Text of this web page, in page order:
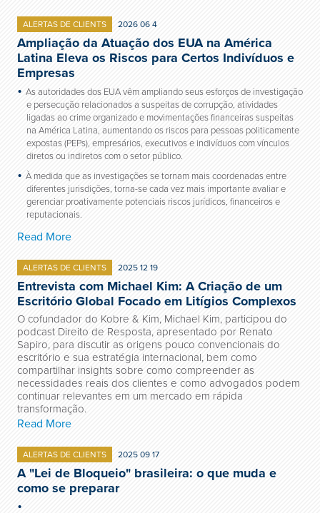
ALERTAS DE CLIENTS 2026 06 4
Ampliação da Atuação dos EUA na América
Latina Eleva os Riscos para Certos Indivíduos e
Empresas
As autoridades dos EUA vêm ampliando seus esforços de investigação
e persecução relacionados a suspeitas de corrupção, atividades
ligadas ao crime organizado e movimentações financeiras suspeitas
na América Latina, aumentando os riscos para pessoas politicamente
expostas (PEPs), empresários, executivos e indivíduos com vínculos
diretos ou indiretos com o setor público.
À medida que as investigações se tornam mais coordenadas entre
diferentes jurisdições, torna-se cada vez mais importante avaliar e
gerenciar proativamente potenciais riscos jurídicos, financeiros e
reputacionais.
Read More
ALERTAS DE CLIENTS 2025 12 19
Entrevista com Michael Kim: A Criação de um
Escritório Global Focado em Litígios Complexos
O cofundador do Kobre & Kim, Michael Kim, participou do
podcast Direito de Resposta, apresentado por Renato
Sapiro, para discutir as origens pouco convencionais do
escritório e sua estratégia internacional, bem como
compartilhar insights sobre como compreender as
necessidades reais dos clientes e como advogados podem
continuar relevantes em um mercado em rápida
transformação.
Read More
ALERTAS DE CLIENTS 2025 09 17
A "Lei de Bloqueio" brasileira: o que muda e
como se preparar